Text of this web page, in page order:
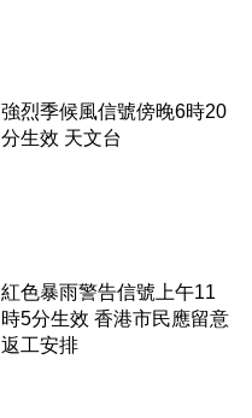
強烈季候風信號傍晚6時20
分生效 天文台
紅色暴雨警告信號上午11
時5分生效 香港市民應留意
返工安排